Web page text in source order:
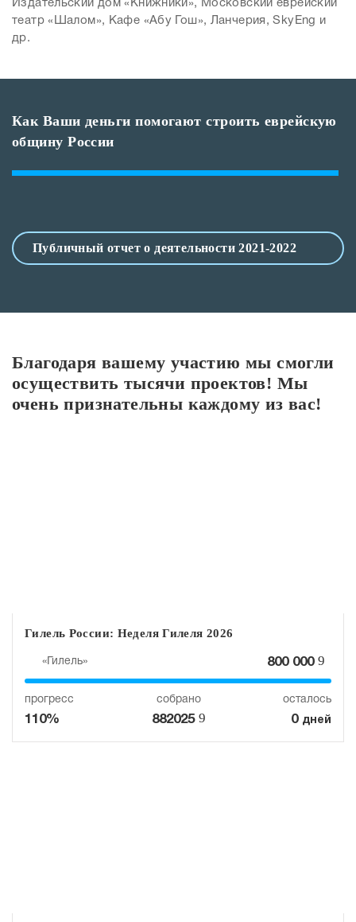
Издательский дом «Книжники», Московский еврейский
театр «Шалом», Кафе «Абу Гош», Ланчерия, SkyEng и
др.
Как Ваши деньги помогают строить еврейскую
общину России
Публичный отчет о деятельности 2021-2022
Благодаря вашему участию мы смогли
осуществить тысячи проектов! Мы
очень признательны каждому из вас!
Гилель России: Неделя Гилеля 2026
«Гилель» 800 0009
прогресс
110%
собрано
882025 9
осталось
0 дней